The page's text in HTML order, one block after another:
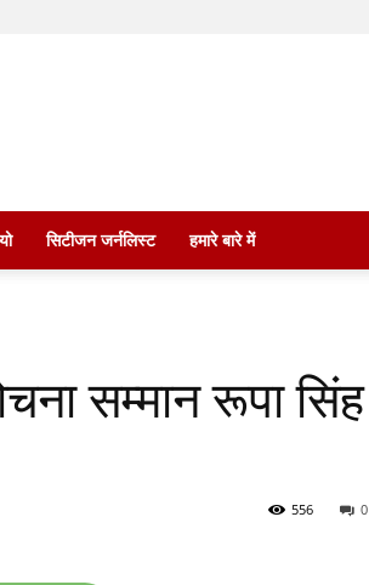
सिटीजन जर्नलिस्ट हमारे बारे में
सम्मान रूपा सिंह
0
556